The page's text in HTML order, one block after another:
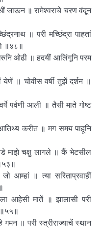
जाऊन ॥ रामेश्वराचे चरण वंदून
॥ परी मच्छिंद्रा पाहतां
॥४८॥
ओढी ॥ हदयीं आलिंगूनि परम
॥ चोवीस वर्षी तुझें दर्शन ॥
पर्वणी आली ॥ तैसी माते गोष्ट
करीत ॥ मग समय पाहूनि
माझे चक्षु लागले ॥ कैं भेटसील
आम्हां ॥ त्या सरिताप्रवाहीं
आहेसी मातें ॥ झालासी परी
॥५५॥
॥ परी स्त्रीराज्याचें स्थान